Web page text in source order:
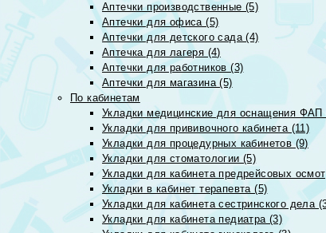
Аптечки производственные (5)
Аптечки для офиса (5)
Аптечки для детского сада (4)
Аптечка для лагеря (4)
Аптечки для работников (3)
Аптечки для магазина (5)
По кабинетам
Укладки медицинские для оснащения ФАП
Укладки для прививочного кабинета (11)
Укладки для процедурных кабинетов (9)
Укладки для стоматологии (5)
Укладки для кабинета предрейсовых
Укладки в кабинет терапевта (5)
Укладки для кабинета сестринского дела
Укладки для кабинета педиатра (3)